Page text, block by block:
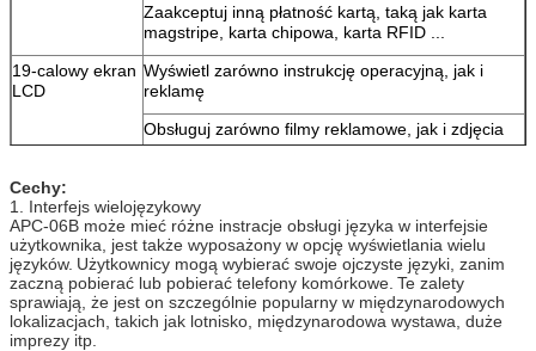
Zaakceptuj inną płatność kartą, taką jak karta
magstripe, karta chipowa, karta RFID ...
19-calowy ekran
LCD
Wyświetl zarówno instrukcję operacyjną, jak i
reklamę
Obsługuj zarówno filmy reklamowe, jak i zdjęcia
Obsługa niestandardowego interfejsu użytkownika
19-calowy ekran
dotykowy
Spraw, by mobilne urządzenia Winnsen ładowały
się w kiosku
Komputer
Stabilny przemysłowy system komputerowy,
redukuj konserwację do minimum
Cechy:
1. Interfejs wielojęzykowy
APC-06B może mieć różne instracje obsługi języka w interfejsie
użytkownika, jest także wyposażony w opcję wyświetlania wielu
języków. Użytkownicy mogą wybierać swoje ojczyste języki, zanim
zaczną pobierać lub pobierać telefony komórkowe. Te zalety
sprawiają, że jest on szczególnie popularny w międzynarodowych
lokalizacjach, takich jak lotnisko, międzynarodowa wystawa, duże
imprezy itp.